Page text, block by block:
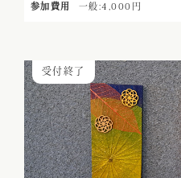
参加費用 一般:4,000円
受付終了